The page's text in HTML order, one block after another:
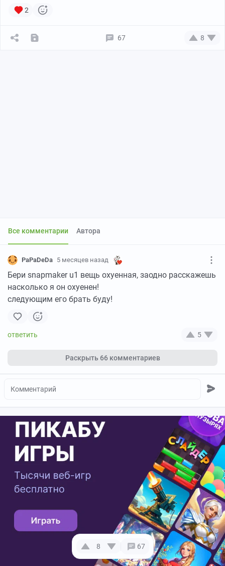
2
67 8
8 67
Все комментарии Автора
PaPaDeDa 5 месяцев назад
Бери snapmaker u1 вещь охуенная, заодно расскажешь
насколько я он охуенен!
следующим его брать буду!
5
Раскрыть66 комментариев